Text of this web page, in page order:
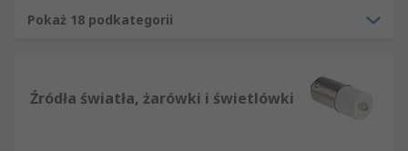
Pokaż 18 podkategorii
Źródła światła, żarówki i świetlówki